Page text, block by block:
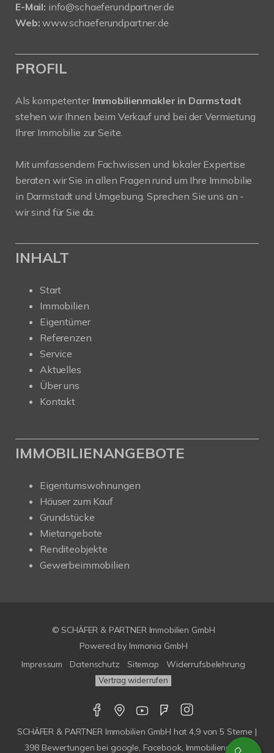
E-Mail: info@schaeferundpartner.de
Web: www.schaeferundpartner.de
PROFIL
Als kompetenter Immobilienmakler in Darmstadt
stehen wir Ihnen beim Verkauf und bei der Vermietung
Ihrer Immobilie zur Seite.
Mit umfassendem Fachwissen und lokaler Expertise
beraten wir Sie in allen Fragen rund um Ihre Immobilie
in Darmstadt und Umgebung. Sprechen Sie uns an -
wir sind für Sie da.
INHALT
Start
Immobilien
Eigentümer
Referenzen
Service
Aktuelles
Über uns
Kontakt
IMMOBILIENANGEBOTE
Eigentumswohnungen
Häuser zum Kauf
Grundstücke
Mietangebote
Renditeobjekte
Gewerbeimmobilien
© SCHÄFER & PARTNER Immobilien GmbH
Powered by Immonia GmbH
Impressum
Datenschutz Sitemap Widerrufsbelehrung
Vertrag widerrufen
SCHÄFER & PARTNER Immobilien GmbH hat4,9von5 Sterne |
398 Bewertungen bei google, Facebook, Immobilienscout,